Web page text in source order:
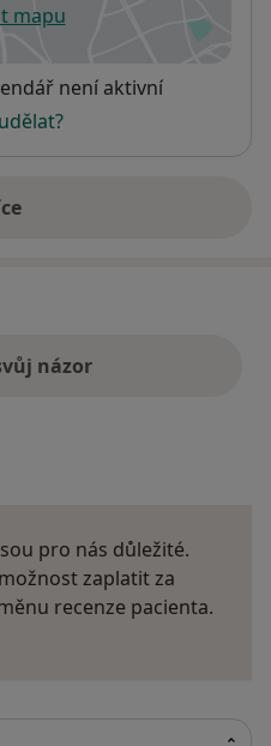
mapu
se otevře v nové záložce
není aktivní
o adrese
názor
pro nás důležité.
zaplatit za
recenze pacienta.